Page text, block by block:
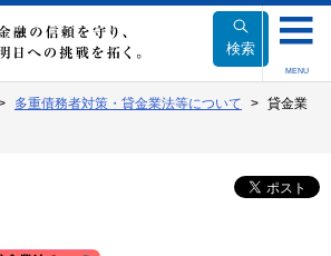
検索
MENU
多重債務者対策・貸金業法等について
貸金業